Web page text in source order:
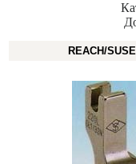
REACH/